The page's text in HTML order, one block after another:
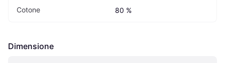
Cotone 80 %
Dimensione